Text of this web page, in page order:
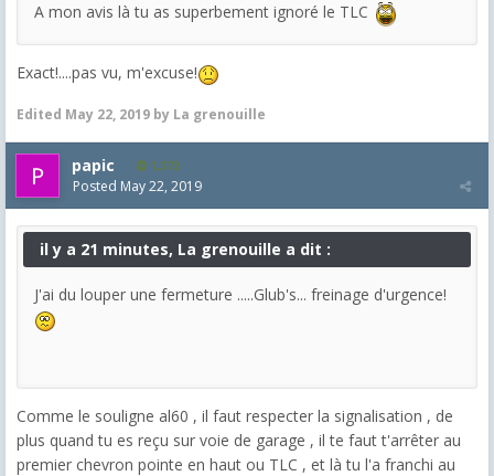
A mon avis là tu as superbement ignoré le TLC
Exact!....pas vu, m'excuse!
Edited May 22, 2019 by La grenouille
papic 1,372
Posted May 22, 2019
il y a 21 minutes, La grenouille a dit :
J'ai du louper une fermeture .....Glub's... freinage d'urgence!
Comme le souligne al60 , il faut respecter la signalisation , de
plus quand tu es reçu sur voie de garage , il te faut t'arrêter au
premier chevron pointe en haut ou TLC , et là tu l'a franchi au